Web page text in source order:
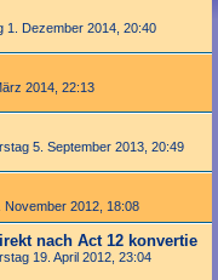
1. Dezember 2014, 20:40
2014, 22:13
5. September 2013, 20:49
November 2012, 18:08
nach Act 12 konvertie
19. April 2012, 23:04